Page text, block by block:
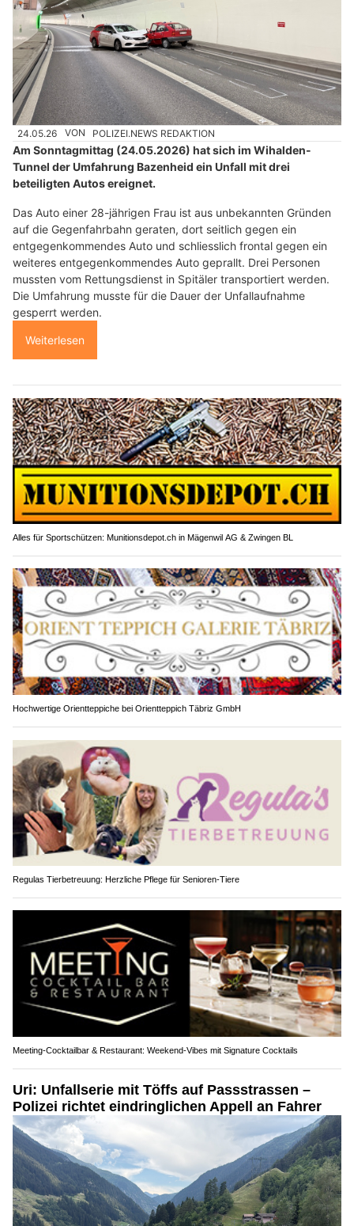
24.05.26 VON POLIZEI.NEWS REDAKTION
Am Sonntagmittag (24.05.2026) hat sich im Wihalden-
Tunnel der Umfahrung Bazenheid ein Unfall mit drei
beteiligten Autos ereignet.
Das Auto einer 28-jährigen Frau ist aus unbekannten Gründen
auf die Gegenfahrbahn geraten, dort seitlich gegen ein
entgegenkommendes Auto und schliesslich frontal gegen ein
weiteres entgegenkommendes Auto geprallt. Drei Personen
mussten vom Rettungsdienst in Spitäler transportiert werden.
Die Umfahrung musste für die Dauer der Unfallaufnahme
gesperrt werden.
Weiterlesen
Alles für Sportschützen: Munitionsdepot.ch in Mägenwil AG & Zwingen BL
Hochwertige Orientteppiche bei Orientteppich Täbriz GmbH
Regulas Tierbetreuung: Herzliche Pflege für Senioren-Tiere
Meeting-Cocktailbar & Restaurant: Weekend-Vibes mit Signature Cocktails
Uri: Unfallserie mit Töffs auf Passstrassen –
Polizei richtet eindringlichen Appell an Fahrer